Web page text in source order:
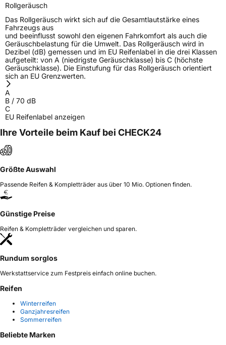
Rollgeräusch
Das Rollgeräusch wirkt sich auf die Gesamtlautstärke eines
Fahrzeugs aus
und beeinflusst sowohl den eigenen Fahrkomfort als auch die
Geräuschbelastung für die Umwelt. Das Rollgeräusch wird in
Dezibel (dB) gemessen und im EU Reifenlabel in die drei Klassen
aufgeteilt: von A (niedrigste Geräuschklasse) bis C (höchste
Geräuschklasse). Die Einstufung für das Rollgeräusch orientiert
sich an EU Grenzwerten.
A
B / 70 dB
C
EU Reifenlabel anzeigen
Ihre Vorteile beim Kauf bei CHECK24
Größte Auswahl
Passende Reifen & Kompletträder aus über 10 Mio. Optionen finden.
Günstige Preise
Reifen & Kompletträder vergleichen und sparen.
Rundum sorglos
Werkstattservice zum Festpreis einfach online buchen.
Reifen
Winterreifen
Ganzjahresreifen
Sommerreifen
Beliebte Marken